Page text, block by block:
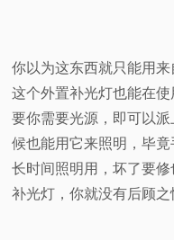
你以为这东西就只能用
这个外置补光灯也能在
要你需要光源，即可以
候也能用它来照明，毕
长时间照明用，坏了要
补光灯，你就没有后顾之